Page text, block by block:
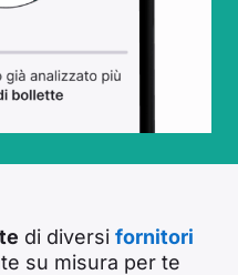
di diversi fornitori
su misura per te